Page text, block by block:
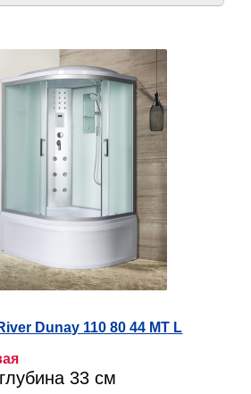
Dunay 110 80 44 MT L
33 см